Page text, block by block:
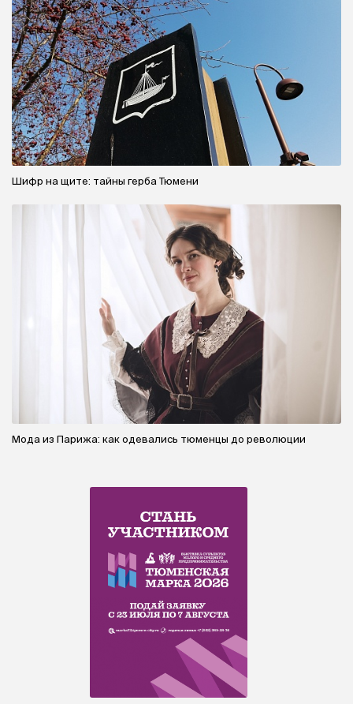
Шифр на щите: тайны герба Тюмени
Мода из Парижа: как одевались тюменцы до революции